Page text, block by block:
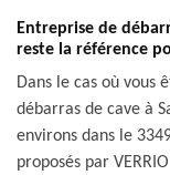
Entreprise de
reste la référence
Dans le cas où vous
débarras de cave à
environs dans le
proposés par